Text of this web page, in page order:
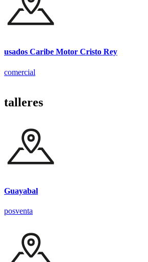
usados Caribe Motor Cristo Rey
comercial
talleres
Guayabal
posventa